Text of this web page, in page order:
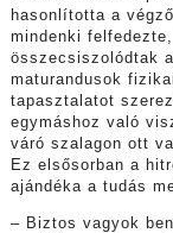
hasonlította a
mindenki
összecsiszolódtak
maturandusok
tapasztalatot
egymáshoz való
váró szalagon ott
Ez elsősorban a
ajándéka a tudás
– Biztos vagyok